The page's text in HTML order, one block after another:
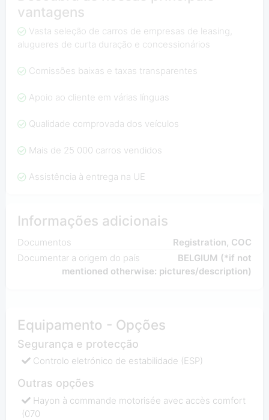
vantagens
Vasta seleção de carros de empresas de leasing,
alugueres de curta duração e concessionários
Comissões baixas e taxas transparentes
Apoio ao cliente em várias línguas
Qualidade comprovada dos veículos
Mais de 25 000 carros vendidos
Assistência à entrega na UE
Informações adicionais
Documentos
Registration, COC
Documentar a origem do país
BELGIUM (*if not
mentioned otherwise: pictures/description)
Equipamento - Opções
Segurança e protecção
Controlo eletrónico de estabilidade (ESP)
Outras opções
Hayon à commande motorisée avec accès comfort
(070